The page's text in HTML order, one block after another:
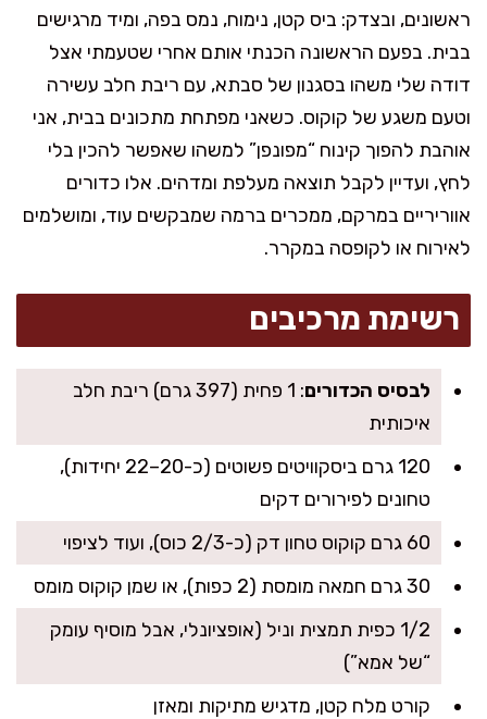
ראשונים, ובצדק: ביס קטן, נימוח, נמס בפה, ומיד מרגישים
בבית. בפעם הראשונה הכנתי אותם אחרי שטעמתי אצל
דודה שלי משהו בסגנון של סבתא, עם ריבת חלב עשירה
וטעם משגע של קוקוס. כשאני מפתחת מתכונים בבית, אני
אוהבת להפוך קינוח “מפונפן” למשהו שאפשר להכין בלי
לחץ, ועדיין לקבל תוצאה מעלפת ומדהים. אלו כדורים
אווריריים במרקם, ממכרים ברמה שמבקשים עוד, ומושלמים
לאירוח או לקופסה במקרר.
רשימת מרכיבים
לבסיס הכדורים
: 1 פחית (397 גרם) ריבת חלב
איכותית
120 גרם ביסקוויטים פשוטים (כ-20–22 יחידות),
טחונים לפירורים דקים
60 גרם קוקוס טחון דק (כ-2/3 כוס), ועוד לציפוי
30 גרם חמאה מומסת (2 כפות), או שמן קוקוס מומס
1/2 כפית תמצית וניל (אופציונלי, אבל מוסיף עומק
“של אמא”)
קורט מלח קטן, מדגיש מתיקות ומאזן